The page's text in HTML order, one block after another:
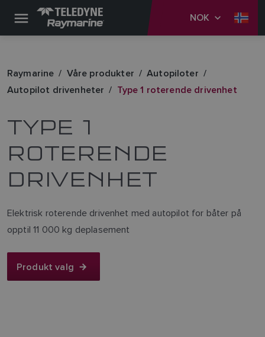
NOK
Raymarine Våre produkter
Autopiloter
Autopilot drivenheter
Type 1 roterende drivenhet
TYPE 1
ROTERENDE
DRIVENHET
Elektrisk roterende drivenhet med autopilot for båter på
opptil 11 000 kg deplasement
Produkt valg